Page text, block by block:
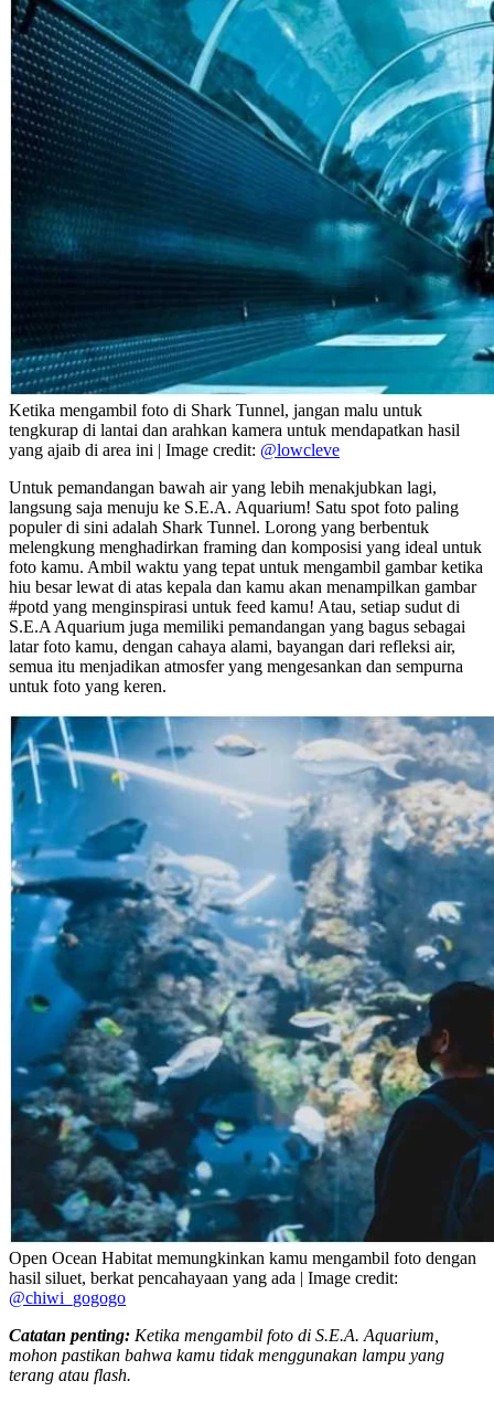
Ketika mengambil foto di Shark Tunnel, jangan malu untuk
tengkurap di lantai dan arahkan kamera untuk mendapatkan hasil
yang ajaib di area ini | Image credit: @lowcleve
Untuk pemandangan bawah air yang lebih menakjubkan lagi,
langsung saja menuju ke S.E.A. Aquarium! Satu spot foto paling
populer di sini adalah Shark Tunnel. Lorong yang berbentuk
melengkung menghadirkan framing dan komposisi yang ideal untuk
foto kamu. Ambil waktu yang tepat untuk mengambil gambar ketika
hiu besar lewat di atas kepala dan kamu akan menampilkan gambar
#potd yang menginspirasi untuk feed kamu! Atau, setiap sudut di
S.E.A Aquarium juga memiliki pemandangan yang bagus sebagai
latar foto kamu, dengan cahaya alami, bayangan dari refleksi air,
semua itu menjadikan atmosfer yang mengesankan dan sempurna
untuk foto yang keren.
Open Ocean Habitat memungkinkan kamu mengambil foto dengan
hasil siluet, berkat pencahayaan yang ada | Image credit:
@chiwi_gogogo
Catatan penting: Ketika mengambil foto di S.E.A. Aquarium,
mohon pastikan bahwa kamu tidak menggunakan lampu yang
terang atau flash.